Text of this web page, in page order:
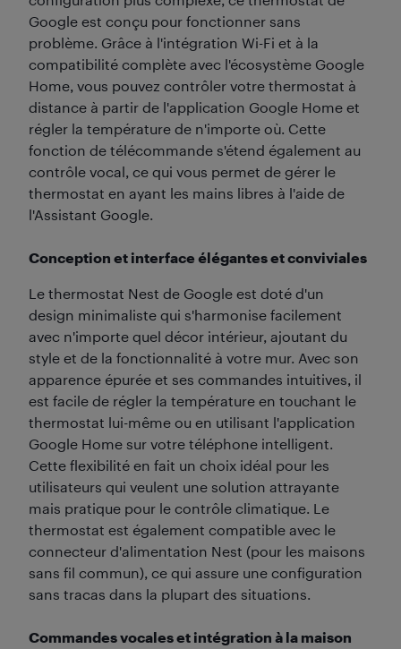
Google est conçu pour fonctionner sans
problème. Grâce à l'intégration Wi-Fi et à la
compatibilité complète avec l'écosystème Google
Home, vous pouvez contrôler votre thermostat à
distance à partir de l'application Google Home et
régler la température de n'importe où. Cette
fonction de télécommande s'étend également au
contrôle vocal, ce qui vous permet de gérer le
thermostat en ayant les mains libres à l'aide de
l'Assistant Google.
Conception et interface élégantes et conviviales
Le thermostat Nest de Google est doté d'un
design minimaliste qui s'harmonise facilement
avec n'importe quel décor intérieur, ajoutant du
style et de la fonctionnalité à votre mur. Avec son
apparence épurée et ses commandes intuitives, il
est facile de régler la température en touchant le
thermostat lui-même ou en utilisant l'application
Google Home sur votre téléphone intelligent.
Cette flexibilité en fait un choix idéal pour les
utilisateurs qui veulent une solution attrayante
mais pratique pour le contrôle climatique. Le
thermostat est également compatible avec le
connecteur d'alimentation Nest (pour les maisons
sans fil commun), ce qui assure une configuration
sans tracas dans la plupart des situations.
Commandes vocales et intégration à la maison